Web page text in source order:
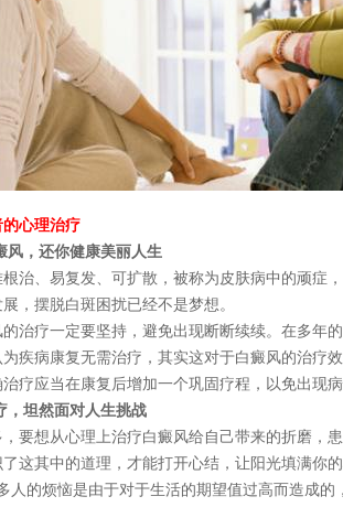
心理治疗
，还你健康美丽人生
、易复发、可扩散，被称为皮肤病中的顽症
，摆脱白斑困扰已经不是梦想。
疗一定要坚持，避免出现断断续续。在多年
疾病康复无需治疗，其实这对于白癜风的治疗
疗应当在康复后增加一个巩固疗程，以免出现
坦然面对人生挑战
想从心理上治疗白癜风给自己带来的折磨，
这其中的道理，才能打开心结，让阳光填满你
的烦恼是由于对于生活的期望值过高而造成的